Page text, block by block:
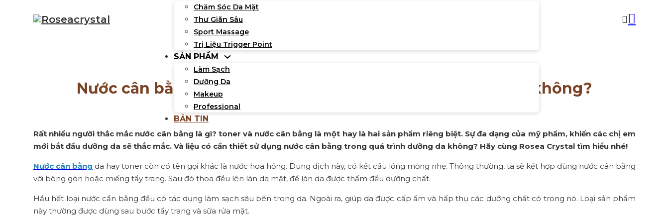
Chăm Sóc Da Mặt
Thư Giãn Sâu
Sport Massage
Trị Liệu Trigger Point
SẢN PHẨM
Làm Sạch
Dưỡng Da
Makeup
Professional
BẢN TIN
Nước cân bằng là gì? Có cần thiết sử dụng nước cân bằng không?
Rất nhiều người thắc mắc nước cân bằng là gì? toner và nước cân bằng là một hay là hai sản phẩm riêng biệt. Sự đa dạng của mỹ phẩm, khiến các chị em
mới bắt đầu dưỡng da sẽ thắc mắc. Và liệu có cần thiết sử dụng nước cân bằng trong quá trình dưỡng da không? Hãy cùng Rosea Crystal tìm hiểu nhé!
Nước cân bằng da hay toner còn có tên gọi khác là nước hoa hồng. Dung dịch này, có kết cấu lỏng mỏng nhẹ. Thông thường, ta sẽ kết hợp dùng nước cân bằng
với bông gòn hoặc miếng tẩy trang. Sau đó thoa đều lên làn da mặt, để làn da được thấm đều dưỡng chất.
Hầu hết loại nước cần bằng đều có tác dụng làm sạch sâu bên trong da. Ngoài ra, giúp da được cấp ẩm và hấp thụ các dưỡng chất có trong nó. Loại sản phẩm
này thường được dùng sau bước tẩy trang và sữa rửa mặt.